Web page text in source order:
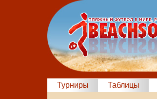
Турниры Таблицы